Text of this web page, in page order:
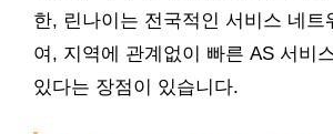
한, 린나이는 전국적인 서비스 네트
여, 지역에 관계없이 빠른 AS 서비
있다는 장점이 있습니다.